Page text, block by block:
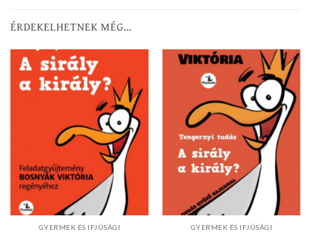
ÉRDEKELHETNEK MÉG…
GYERMEK ÉS IFJÚSÁGI GYERMEK ÉS IFJÚSÁGI